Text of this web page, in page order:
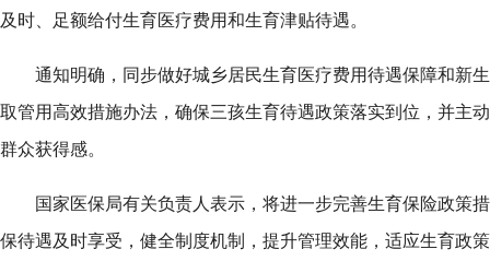
及时、足额给付生育医疗费用和生育津贴待遇。
通知明确，同步做好城乡居民生育医疗费用待遇保障和新
取管用高效措施办法，确保三孩生育待遇政策落实到位，并主
群众获得感。
国家医保局有关负责人表示，将进一步完善生育保险政策
保待遇及时享受，健全制度机制，提升管理效能，适应生育政